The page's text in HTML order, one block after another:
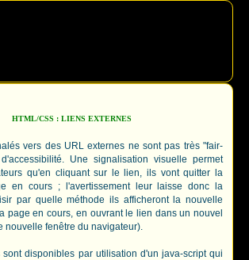
HTML/CSS : LIENS EXTERNES
vers des URL externes ne sont pas très "fair-
Une signalisation visuelle permet
qu'en cliquant sur le lien, ils vont quitter la
en cours ; l'avertissement leur laisse donc la
par quelle méthode ils afficheront la nouvelle
page en cours, en ouvrant le lien dans un nouvel
nouvelle fenêtre du navigateur).
sont disponibles par utilisation d'un java-script qui